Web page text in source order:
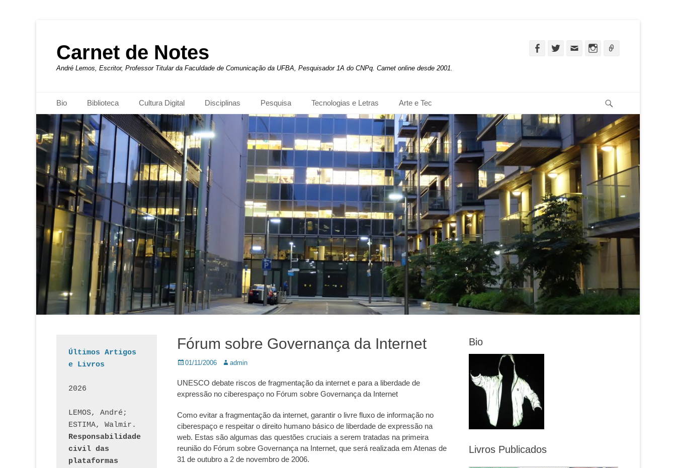
Carnet de Notes
André Lemos, Escritor, Professor Titular da Faculdade de Comunicação da UFBA, Pesquisador 1A do CNPq. Carnet online desde 2001.
FacebookTwitterEmail Instagram
Menu principal
para
conteúdo
Bio Biblioteca Cultura Digital Disciplinas Pesquisa Tecnologias e Letras Arte e Tec
Fórum sobre Governança da Internet
Posted
01/11/2006 Autor:
admin
UNESCO debate riscos de fragmentação da internet e para a liberdade de
expressão no ciberespaço no Fórum sobre Governança da Internet
Como evitar a fragmentação da internet, garantir o livre fluxo de informação no
ciberespaço e respeitar o direito humano básico de liberdade de expressão na
web. Estas são algumas das questões cruciais a serem tratadas na primeira
reunião do Fórum sobre Governança na Internet, que será realizada em Atenas de
31 de outubro a 2 de novembro de 2006.
Bio
Livros Publicados
Últimos Artigos
e Livros
2026
LEMOS, André;
Responsabilidade
civil das
plataformas